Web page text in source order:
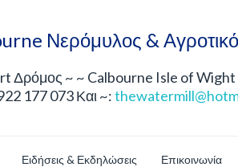
Νερόμυλος &
Δρόμος ~ ~ Calbourne Isle of Wight
177 073 Και ~:
Ειδήσεις & Εκδηλώσεις Επικοινωνία